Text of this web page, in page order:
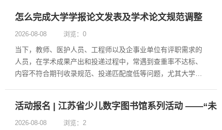
怎么完成大学学报论文发表及学术论文规范调整
2026-08-08 浏览：0
当下，教师、医护人员、工程师以及企事业单位有评职需求的
人员，在学术成果产出和投递过程中，常遇到查重率不达标、
内容不符合期刊收录规范、投递匹配度低等问题，尤其大学学
核心要求 学术论文的规范调整......
活动报名 | 江苏省少儿数字图书馆系列活动 ——“未
2026-08-08 浏览：2